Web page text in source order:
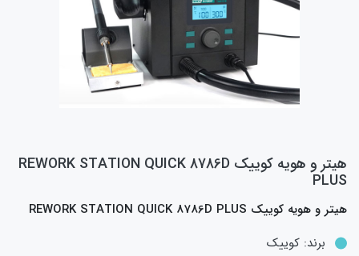
هيتر و هويه کوييک REWORK STATION QUICK 8786D
PLUS
هيتر و هويه کوييک REWORK STATION QUICK 8786D PLUS
برند:کوییک